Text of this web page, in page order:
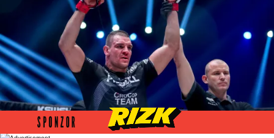
Foto: Igor Kralj/pixsell